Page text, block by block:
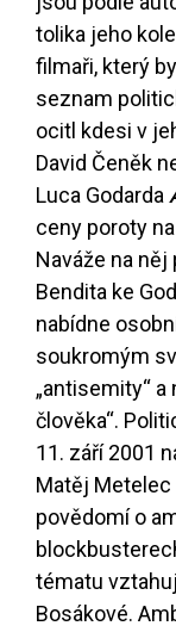
tolika jeho
filmaři, který
seznam
ocitl kdesi v
David Čeněk
Luca Godarda
ceny poroty
Naváže na něj
Bendita ke
nabídne
soukromým
„antisemity“
člověka“.
11. září 2001
Matěj Metelec
povědomí o
tématu
Bosákové.